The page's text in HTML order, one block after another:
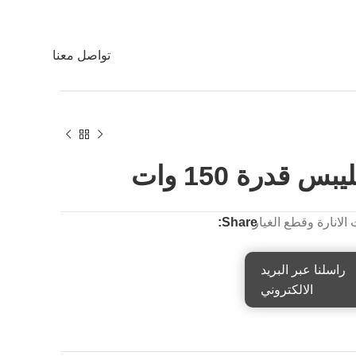
تواصل معنا
150 وات
وقطع الغيار
راسلنا عبر البريد
الالكتروني
Share: